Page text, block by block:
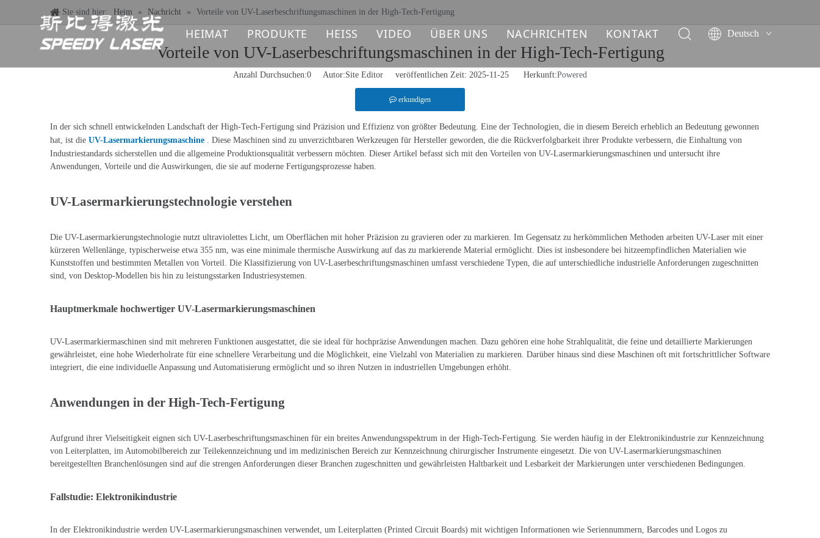
HEIMAT PRODUKTE
FASERLASER-MARKIERMASCHINE
UV-LASER-MARKIERMASCHINE
CO2-LASER-MARKIERMASCHINE
LASERSCHWEISSMASCHINE
LASER-ERSATZTEILE
HEISS
Laserbeschriftungsmaschine
Faserlaser-Schneidemaschine
VIDEO ÜBER UNS NACHRICHTEN KONTAKT
Deutsch
简体中文
Español
Sie sind hier: Heim » Nachricht » Vorteile von UV-Laserbeschriftungsmaschinen in der High-Tech-Fertigung
Vorteile von UV-Laserbeschriftungsmaschinen in der High-Tech-Fertigung
Anzahl Durchsuchen:0 Autor:Site Editor veröffentlichen Zeit: 2025-11-25 Herkunft:Powered
erkundigen
In der sich schnell entwickelnden Landschaft der High-Tech-Fertigung sind Präzision und Effizienz von größter Bedeutung. Eine der Technologien, die in diesem Bereich erheblich an Bedeutung gewonnen
hat, ist die UV-Lasermarkierungsmaschine . Diese Maschinen sind zu unverzichtbaren Werkzeugen für Hersteller geworden, die die Rückverfolgbarkeit ihrer Produkte verbessern, die Einhaltung von
Industriestandards sicherstellen und die allgemeine Produktionsqualität verbessern möchten. Dieser Artikel befasst sich mit den Vorteilen von UV-Lasermarkierungsmaschinen und untersucht ihre
Anwendungen, Vorteile und die Auswirkungen, die sie auf moderne Fertigungsprozesse haben.
UV-Lasermarkierungstechnologie verstehen
Die UV-Lasermarkierungstechnologie nutzt ultraviolettes Licht, um Oberflächen mit hoher Präzision zu gravieren oder zu markieren. Im Gegensatz zu herkömmlichen Methoden arbeiten UV-Laser mit einer
kürzeren Wellenlänge, typischerweise etwa 355 nm, was eine minimale thermische Auswirkung auf das zu markierende Material ermöglicht. Dies ist insbesondere bei hitzeempfindlichen Materialien wie
Kunststoffen und bestimmten Metallen von Vorteil. Die Klassifizierung von UV-Laserbeschriftungsmaschinen umfasst verschiedene Typen, die auf unterschiedliche industrielle Anforderungen zugeschnitten
sind, von Desktop-Modellen bis hin zu leistungsstarken Industriesystemen.
Hauptmerkmale hochwertiger UV-Lasermarkierungsmaschinen
UV-Lasermarkiermaschinen sind mit mehreren Funktionen ausgestattet, die sie ideal für hochpräzise Anwendungen machen. Dazu gehören eine hohe Strahlqualität, die feine und detaillierte Markierungen
gewährleistet, eine hohe Wiederholrate für eine schnellere Verarbeitung und die Möglichkeit, eine Vielzahl von Materialien zu markieren. Darüber hinaus sind diese Maschinen oft mit fortschrittlicher Software
integriert, die eine individuelle Anpassung und Automatisierung ermöglicht und so ihren Nutzen in industriellen Umgebungen erhöht.
Anwendungen in der High-Tech-Fertigung
Aufgrund ihrer Vielseitigkeit eignen sich UV-Laserbeschriftungsmaschinen für ein breites Anwendungsspektrum in der High-Tech-Fertigung. Sie werden häufig in der Elektronikindustrie zur Kennzeichnung
von Leiterplatten, im Automobilbereich zur Teilekennzeichnung und im medizinischen Bereich zur Kennzeichnung chirurgischer Instrumente eingesetzt. Die von UV-Lasermarkierungsmaschinen
bereitgestellten Branchenlösungen sind auf die strengen Anforderungen dieser Branchen zugeschnitten und gewährleisten Haltbarkeit und Lesbarkeit der Markierungen unter verschiedenen Bedingungen.
Fallstudie: Elektronikindustrie
In der Elektronikindustrie werden UV-Lasermarkierungsmaschinen verwendet, um Leiterplatten (Printed Circuit Boards) mit wichtigen Informationen wie Seriennummern, Barcodes und Logos zu